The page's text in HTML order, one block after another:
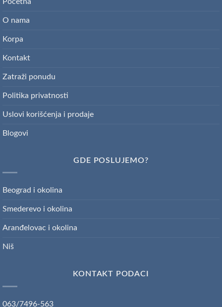
O nama
Korpa
Kontakt
Zatraži ponudu
Politika privatnosti
Uslovi korišćenja i prodaje
Blogovi
GDE POSLUJEMO?
Beograd i okolina
Smederevo i okolina
Aranđelovac i okolina
Niš
KONTAKT PODACI
063/7496-563